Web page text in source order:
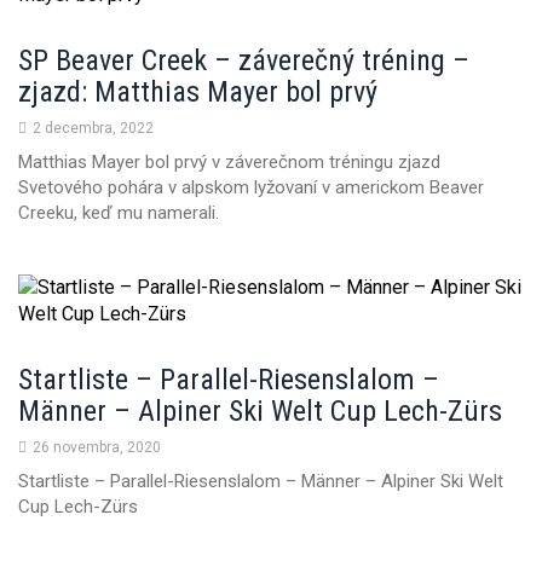
SP Beaver Creek – záverečný tréning –
zjazd: Matthias Mayer bol prvý
2 decembra, 2022
Matthias Mayer bol prvý v záverečnom tréningu zjazd
Svetového pohára v alpskom lyžovaní v americkom Beaver
Creeku, keď mu namerali.
Startliste – Parallel-Riesenslalom –
Männer – Alpiner Ski Welt Cup Lech-Zürs
26 novembra, 2020
Startliste – Parallel-Riesenslalom – Männer – Alpiner Ski Welt
Cup Lech-Zürs